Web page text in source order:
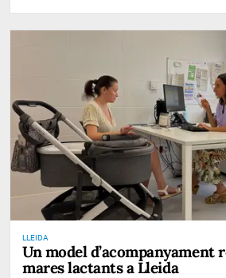
LLEIDA
Un model d’acompanyament
mares lactants a Lleida